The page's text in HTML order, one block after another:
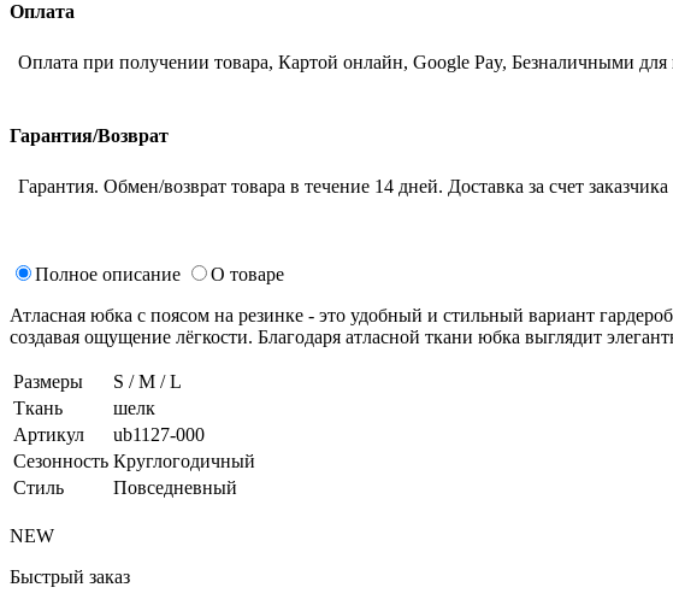
Оплата
Оплата при получении товара, Картой онлайн, Google Pay, Безналичными
Гарантия/Возврат
Гарантия. Обмен/возврат товара в течение 14 дней. Доставка за счет заказчика
Полное описание
О товаре
Атласная юбка с поясом на резинке - это удобный и стильный вариант
создавая ощущение лёгкости. Благодаря атласной ткани юбка выглядит
Размеры
S / M / L
Ткань
шелк
Артикул
ub1127-000
Сезонность Круглогодичный
Стиль
Повседневный
NEW
Быстрый заказ